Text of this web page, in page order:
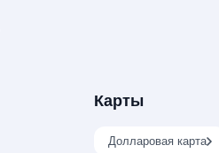
Карты
Долларовая карта